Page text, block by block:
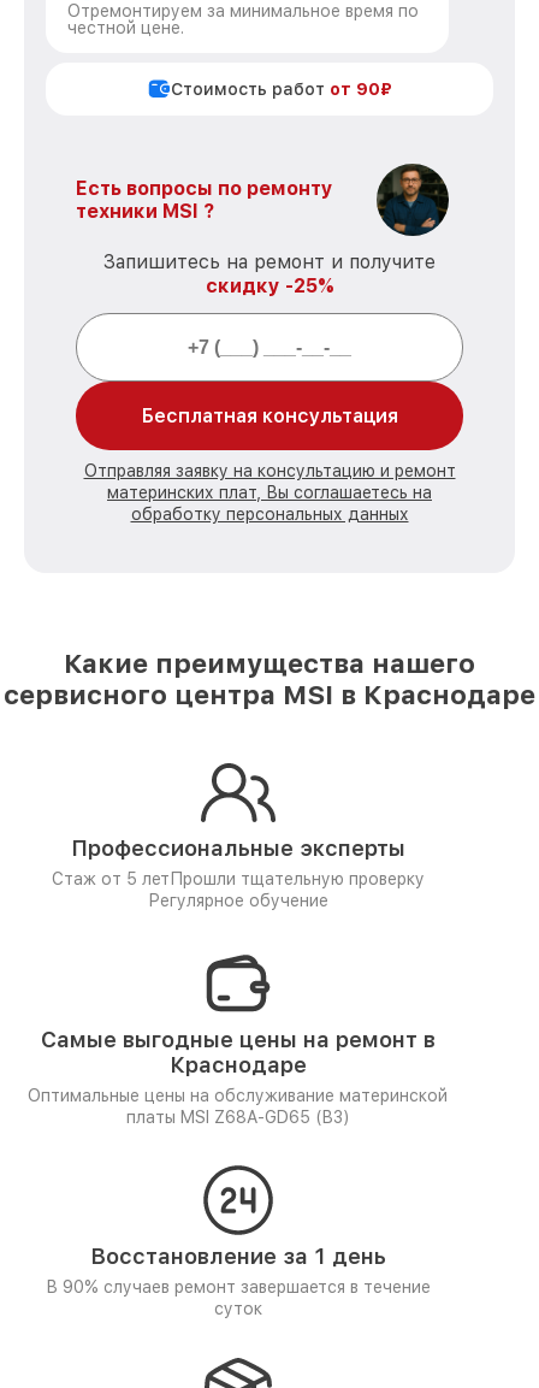
Отремонтируем за минимальное время по
честной цене.
Стоимость работ от 90₽
Есть вопросы по ремонту
техники MSI ?
Запишитесь на ремонт и получите
скидку -25%
Бесплатная консультация
Отправляя заявку на консультацию и ремонт
материнских плат, Вы соглашаетесь на
обработку персональных данных
Какие преимущества нашего
сервисного центра MSI в Краснодаре
Профессиональные эксперты
Стаж от 5 лет Прошли тщательную проверку
Регулярное обучение
Самые выгодные цены на ремонт в
Краснодаре
Оптимальные цены на обслуживание материнской
платы MSI Z68A-GD65 (B3)
Восстановление за 1 день
В 90% случаев ремонт завершается в течение
суток